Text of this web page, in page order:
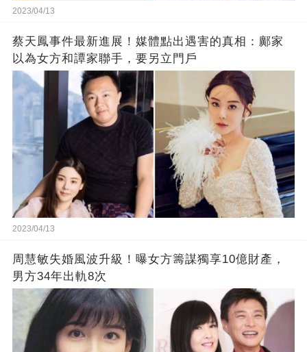
2023/04/13
蔡天鳳事件最新進展！媒體點出遇害的真相：鄺家
以為女方和譚家聯手，要另立門戶
2023/04/13
周慧敏失婚風波升級！曝女方籌謀獨享10億財產，
男方34年出軌8次